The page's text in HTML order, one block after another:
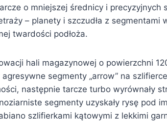
o mniejszej średnicy i precyzyjnych
– planety i szczudła z segmentami
twardości podłoża.
hali magazynowej o powierzchni
segmenty „arrow” na
następnie tarcze turbo wyrównały
segmenty uzyskały rysę pod
szlifierkami kątowymi z lekkimi